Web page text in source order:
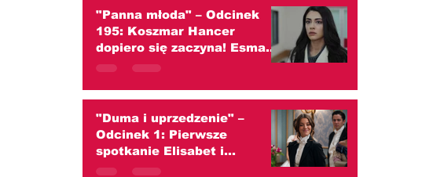
"Panna młoda" – Odcinek
195: Koszmar Hancer
dopiero się zaczyna! Esma
znika, a Mukadder zaciera
"Duma i uprzedzenie" –
Odcinek 1: Pierwsze
spotkanie Elisabet i
Darcy'ego kończy się wielką